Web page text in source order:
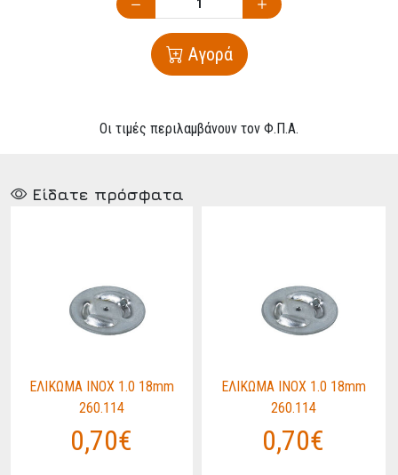
Αγορά
Οι τιμές περιλαμβάνουν τον Φ.Π.Α.
Είδατε πρόσφατα
ΕΛΙΚΩΜΑ ΙΝΟΧ 1.0 18mm
260.114
0,70€
ΕΛΙΚΩΜΑ ΙΝΟΧ 1.0 18mm
260.114
0,70€